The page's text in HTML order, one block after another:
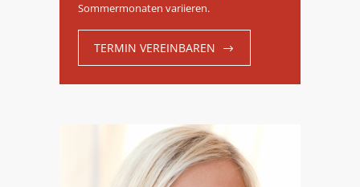
Sommermonaten variieren.
TERMIN VEREINBAREN